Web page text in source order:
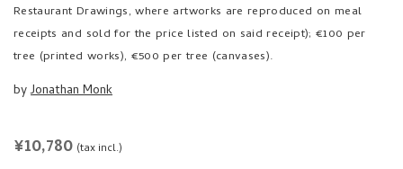
Restaurant Drawings, where artworks are reproduced on meal
receipts and sold for the price listed on said receipt); €100 per
tree (printed works), €500 per tree (canvases).
byJonathan Monk
REGULAR
¥10,780 (tax incl.)